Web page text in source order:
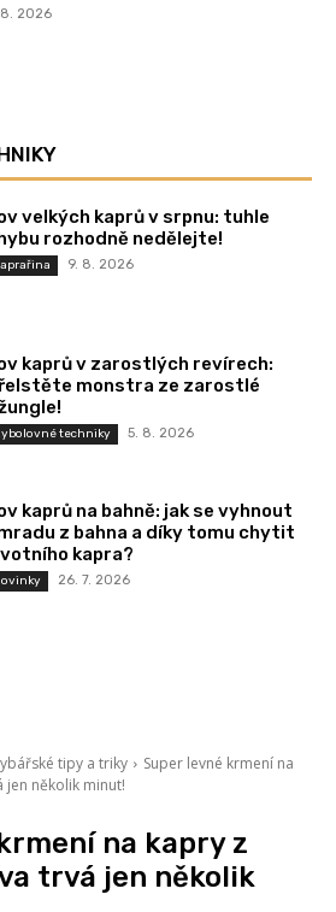
8. 2026
velkých kaprů v srpnu: tuhle
rozhodně nedělejte!
9. 8. 2026
kaprů v zarostlých revírech:
monstra ze zarostlé
techniky 5. 8. 2026
kaprů na bahně: jak se vyhnout
z bahna a díky tomu chytit
kapra?
26. 7. 2026